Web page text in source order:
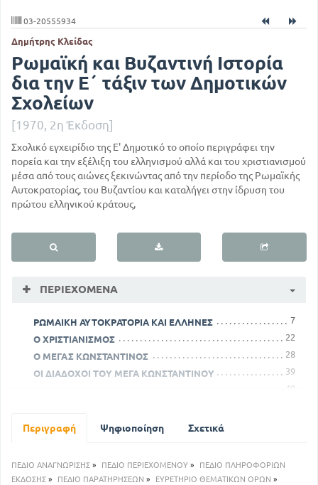
03-20555934
Δημήτρης Κλείδας
Ρωμαϊκή και Βυζαντινή Ιστορία
δια την Ε΄ τάξιν των Δημοτικών
Σχολείων
[1970, 2η Έκδοση]
Σχολικό εγχειρίδιο της Ε' Δημοτικό το οποίο περιγράφει την
πορεία και την εξέλιξη του ελληνισμού αλλά και του χριστιανισμού
μέσα από τους αιώνες ξεκινώντας από την περίοδο της Ρωμαϊκής
Αυτοκρατορίας, του Βυζαντίου και καταλήγει στην ίδρυση του
πρώτου ελληνικού κράτους,
ΠΕΡΙΕΧΌΜΕΝΑ
ΡΩΜΑΙΚΗ ΑΥΤΟΚΡΑΤΟΡΙΑ ΚΑΙ ΕΛΛΗΝΕΣ
7
Ο ΧΡΙΣΤΙΑΝΙΣΜΟΣ
22
Ο ΜΕΓΑΣ ΚΩΝΣΤΑΝΤΙΝΟΣ
28
ΟΙ ΔΙΑΔΟΧΟΙ ΤΟΥ ΜΕΓΑ ΚΩΝΣΤΑΝΤΙΝΟΥ
39
49
Ο ΩΑΜΕΘΑΝΙΣΜΟΣ
ΜΑΚΕΔΟΝΙΚΗ ΔΥΝΑΣΤΕΙΑ
Περιγραφή Ψηφιοποίηση Σχετικά
ΠΕΔΙΟ ΑΝΑΓΝΩΡΙΣΗΣ » ΠΕΔΙΟ ΠΕΡΙΕΧΟΜΕΝΟΥ »
ΠΕΔΙΟ ΠΛΗΡΟΦΟΡΙΩΝ
ΕΚΔΟΣΗΣ » ΠΕΔΙΟ ΠΑΡΑΤΗΡΗΣΕΩΝ » ΕΥΡΕΤΗΡΙΟ ΘΕΜΑΤΙΚΩΝ ΟΡΩΝ »